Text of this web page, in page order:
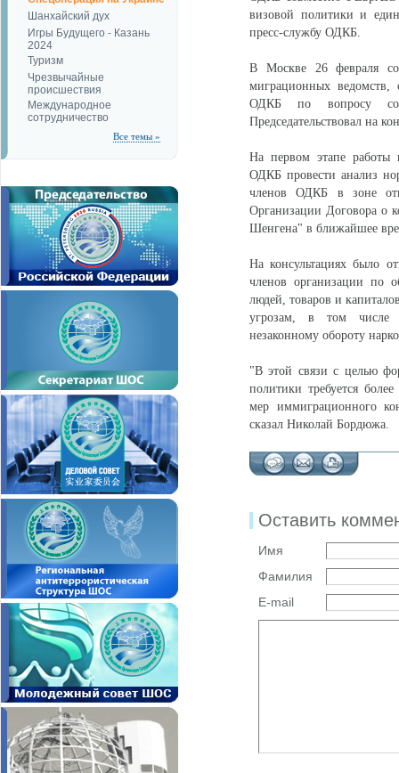
Шанхайский дух
Игры Будущего - Казань
2024
Туризм
Чрезвычайные
происшествия
Международное
сотрудничество
Все темы »
визовой политики и
пресс-службу ОДКБ.
В Москве 26 февраля
миграционных ведомств,
ОДКБ по вопросу
Председательствовал на
На первом этапе работы
ОДКБ провести анализ
членов ОДКБ в зоне
Организации Договора о
Шенгена" в ближайшее
На консультациях было
членов организации по
людей, товаров и
угрозам, в том числе
незаконному обороту
"В этой связи с целью
политики требуется
мер иммиграционного
сказал Николай Бордюжа.
Оставить
Имя
Фамилия
E-mail